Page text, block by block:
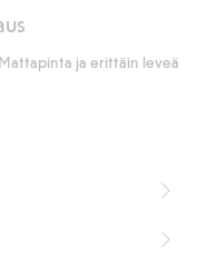
ja erittäin leveä